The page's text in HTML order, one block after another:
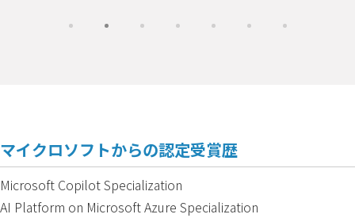
マイクロソフトからの認定受賞歴
Microsoft Copilot Specialization
AI Platform on Microsoft Azure Specialization